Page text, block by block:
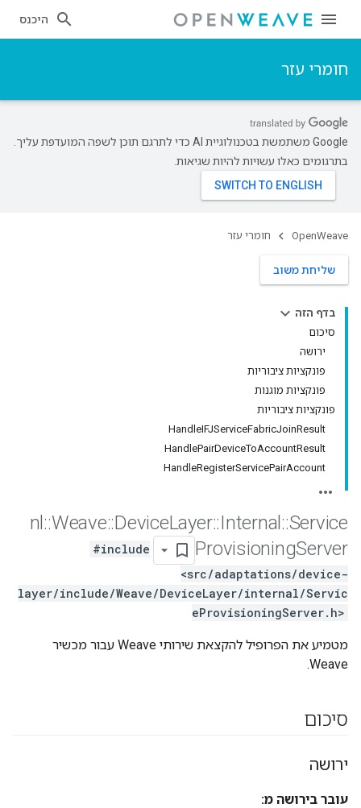
היכנס
חומרי עזר
‫Google משתמשת בטכנולוגיית AI כדי לתרגם תוכן לשפה המועדפת עליך.
בתרגומים כאלו עשויות להיות שגיאות.
OpenWeave חומרי עזר
שליחת משוב
בדף הזה
סיכום
ירושה
פונקציות ציבוריות
פונקציות מוגנות
פונקציות ציבוריות
HandleIFJServiceFabricJoinResult
HandlePairDeviceToAccountResult
HandleRegisterServicePairAccount
nl ::Weave::DeviceLayer::Internal ::Service
ProvisioningServer
#include
<src/adaptations/device-
layer/include/Weave/DeviceLayer/internal/Servic
eProvisioningServer.h>
מטמיע את הפרופיל להקצאת שירותי Weave עבור מכשיר
Weave.
סיכום
ירושה
עובר בירושה מ: